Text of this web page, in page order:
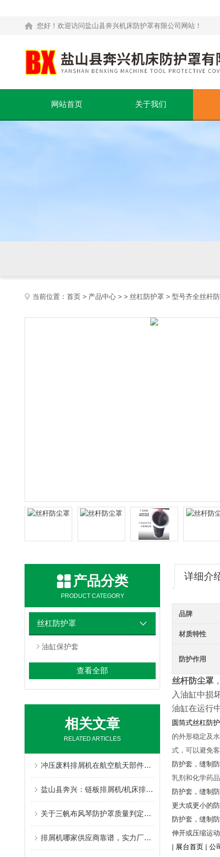
您好！欢迎访问盐山县奔兴机床防护罩有限公司网站！
网站首页 关于我们
当前位置： 首页 > 产品中心 > > 丝杠防护罩 > 型号齐全丝杆
产品分类
PRODUCT CATEGORY
丝杠防护罩
油缸保护套
查看全部
相关文章
RELATED ARTICLES
冲压废料排屑机在航空航天部件的制造过程中的作用
盐山县奔兴：链板排屑机/机床排屑机/磁性排屑机/刮板排屑机/链板式排屑机/链式排屑机全品类非标定制，一站式机床排屑解决方案
关于三帆布风琴防护罩质量判定的几个方面介绍
排屑机哪家供应商靠谱，实力厂家为你推荐
详细介
品牌
材质特性
防护作用
丝杆防尘罩
入油缸中损
油缸在运行
圆筒式丝杠防
的外形稳定及
式，可以避免
防护套，缝制
乳剂和化学药
防护套，缝制
更大或更小的
防护套，缝制
伸开或压缩运
| 展台首页 | 公